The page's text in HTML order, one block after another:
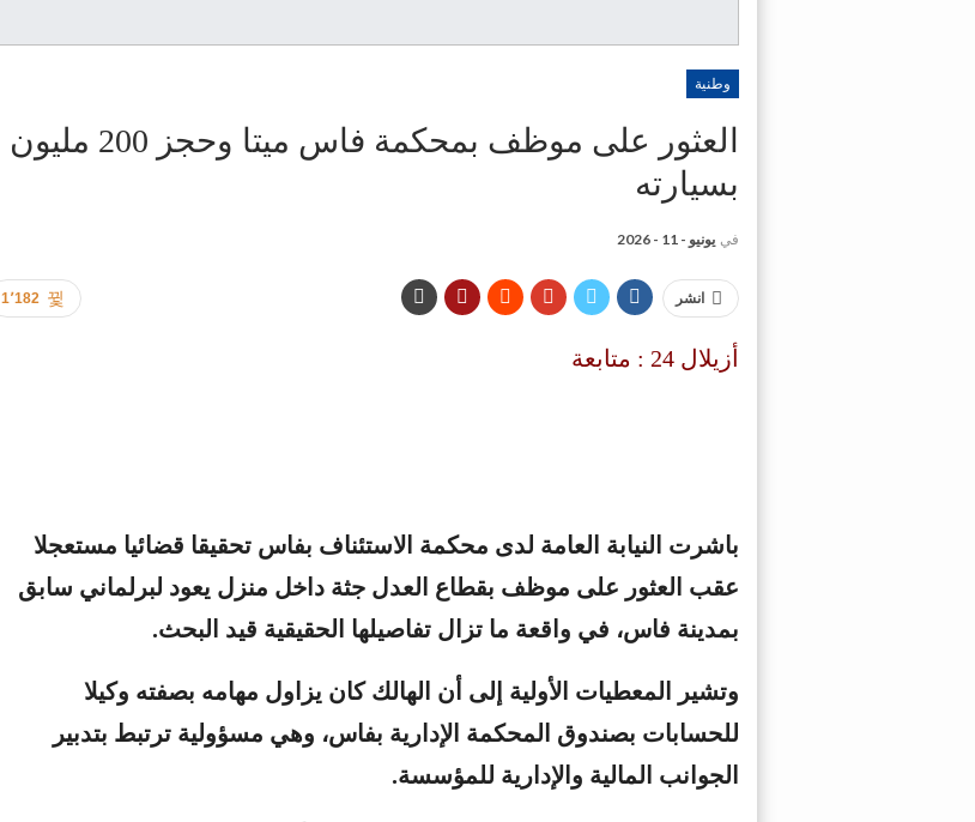
وطنية
العثور على موظف بمحكمة فاس ميتا وحجز 200 مليون
بسيارته
في يونيو - 11 - 2026
1٬182 انشر
أزيلال 24 : متابعة
باشرت النيابة العامة لدى محكمة الاستئناف بفاس تحقيقا قضائيا مستعجلا
عقب العثور على موظف بقطاع العدل جثة داخل منزل يعود لبرلماني سابق
بمدينة فاس، في واقعة ما تزال تفاصيلها الحقيقية قيد البحث.
وتشير المعطيات الأولية إلى أن الهالك كان يزاول مهامه بصفته وكيلا
للحسابات بصندوق المحكمة الإدارية بفاس، وهي مسؤولية ترتبط بتدبير
الجوانب المالية والإدارية للمؤسسة.